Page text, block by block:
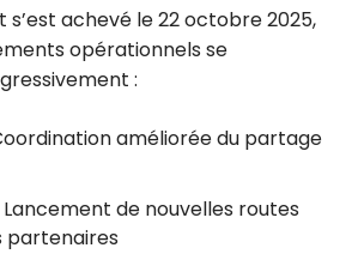
s’est achevé le 22 octobre 2025,
opérationnels se
:
améliorée du partage
Lancement de nouvelles routes
partenaires